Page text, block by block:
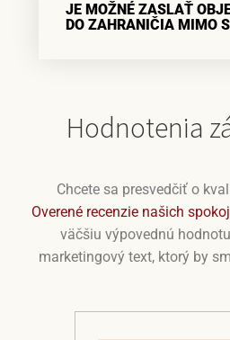
JE MOŽNÉ ZASLAŤ
DO ZAHRANIČIA MIMO
Hodnotenia
Chcete sa presvedčiť o
Overené recenzie našich
väčšiu výpovednú
marketingový text, ktorý by